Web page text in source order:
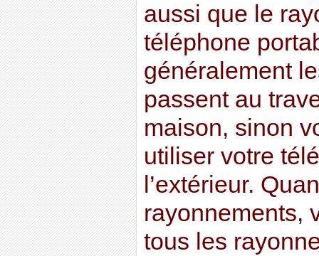
aussi que le
téléphone
généralement
passent au
maison, sinon
utiliser votre
l’extérieur.
rayonnements,
tous les